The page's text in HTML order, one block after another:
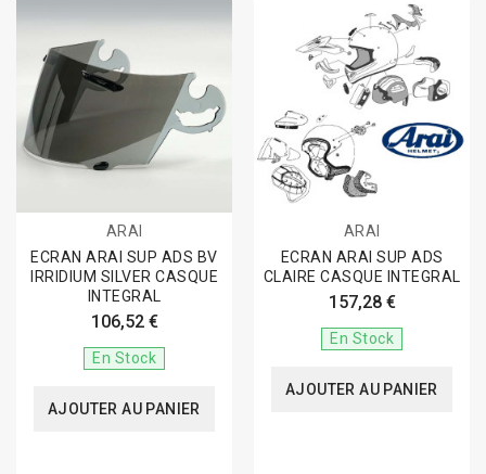
ARAI
ECRAN ARAI SUP ADS BV
IRRIDIUM SILVER CASQUE
INTEGRAL
106,52 €
En Stock
AJOUTER AU PANIER
ARAI
ECRAN ARAI SUP ADS
CLAIRE CASQUE INTEGRAL
157,28 €
En Stock
AJOUTER AU PANIER